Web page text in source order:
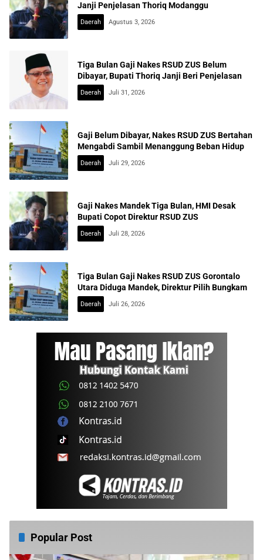
Janji Penjelasan Thoriq Modanggu
Daerah Agustus 3, 2026
Tiga Bulan Gaji Nakes RSUD ZUS Belum
Dibayar, Bupati Thoriq Janji Beri Penjelasan
Daerah Juli 31, 2026
Gaji Belum Dibayar, Nakes RSUD ZUS Bertahan
Mengabdi Sambil Menanggung Beban Hidup
Daerah Juli 29, 2026
Gaji Nakes Mandek Tiga Bulan, HMI Desak
Bupati Copot Direktur RSUD ZUS
Daerah Juli 28, 2026
Tiga Bulan Gaji Nakes RSUD ZUS Gorontalo
Utara Diduga Mandek, Direktur Pilih Bungkam
Daerah Juli 26, 2026
Popular Post